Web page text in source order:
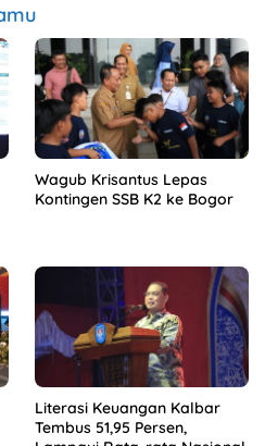
Wagub Krisantus Lepas
Kontingen SSB K2 ke Bogor
Literasi Keuangan Kalbar
Tembus 51,95 Persen,